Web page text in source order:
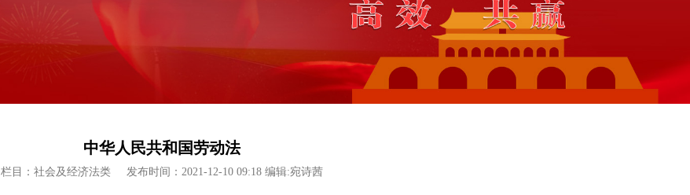
中华人民共和国劳动法
栏目：社会及经济法类 发布时间：2021-12-10 09:18 编辑:宛诗茜